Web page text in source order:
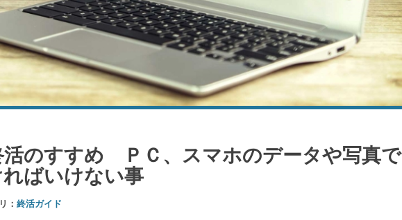
活のすすめ ＰＣ、スマホのデータや写真で
ればいけない事
： 終活ガイド